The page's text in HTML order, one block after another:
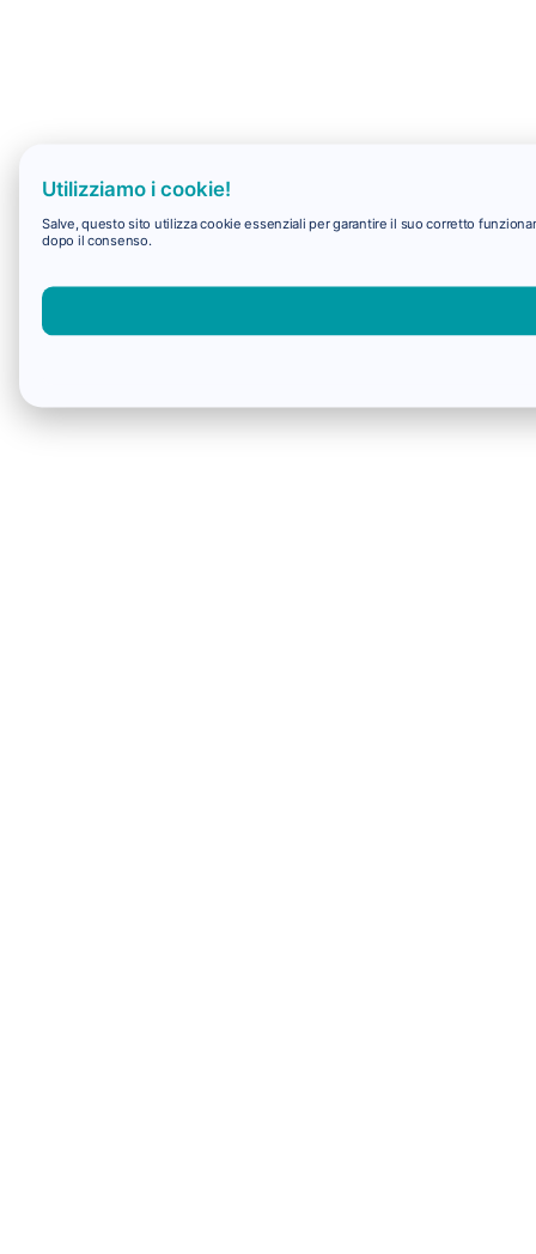
Utilizziamo i cookie!
Salve, questo sito utilizza cookie essenziali per garantire il suo corretto
dopo il consenso.